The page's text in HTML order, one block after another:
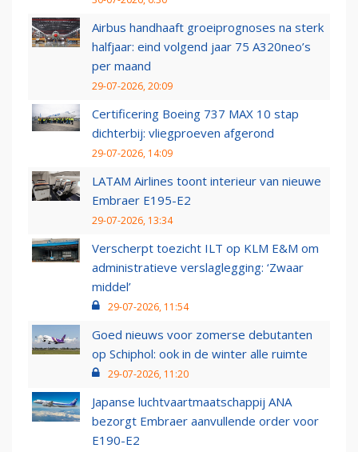
Airbus handhaaft groeiprognoses na sterk
halfjaar: eind volgend jaar 75 A320neo’s
per maand
29-07-2026, 20:09
Certificering Boeing 737 MAX 10 stap
dichterbij: vliegproeven afgerond
29-07-2026, 14:09
LATAM Airlines toont interieur van nieuwe
Embraer E195-E2
29-07-2026, 13:34
Verscherpt toezicht ILT op KLM E&M om
administratieve verslaglegging: ‘Zwaar
middel’
29-07-2026, 11:54
Goed nieuws voor zomerse debutanten
op Schiphol: ook in de winter alle ruimte
29-07-2026, 11:20
Japanse luchtvaartmaatschappij ANA
bezorgt Embraer aanvullende order voor
E190-E2